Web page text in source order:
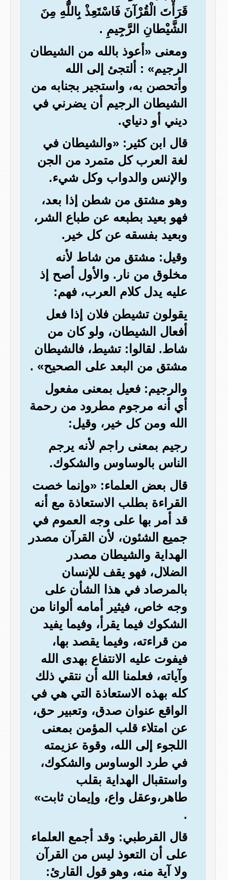
قَرَأْتَ الْقُرْآنَ فَاسْتَعِذْ بِاللَّهِ مِنَ
الشَّيْطانِ الرَّجِيمِ .
ومعنى «أعوذ بالله من الشيطان
الرجيم» : ألتجئ إلى الله
وأتحصن به، واستجير بجنابه من
الشيطان الرجيم أن يضرني في
ديني أو دنياي.
قال ابن كثير: «والشيطان في
لغة العرب كل متمرد من الجن
والإنس والدواب وكل شيء.
وهو مشتق من شطن إذا بعد،
فهو بعيد بطبعه عن طباع الشر،
وبعيد بفسقه عن كل خير.
وقيل: مشتق من شاط لأنه
مخلوق من نار. والأول أصح إذ
عليه يدل كلام العرب، فهم:
يقولون تشيطن فلان إذا فعل
أفعال الشيطان، ولو كان من
شاط. لقالوا: تشيط، فالشيطان
مشتق من البعد على الصحيح» .
والرجيم: فعيل بمعنى مفعول
أي أنه مرجوم مطرود من رحمة
الله ومن كل خير، وقيل:
رجيم بمعنى راجم لأنه يرجم
الناس بالوساوس والشكوك.
قال بعض العلماء: «وإنما خصت
القراءة بطلب الاستعاذة مع أنه
قد أمر بها على وجه العموم في
جميع الشئون، لأن القرآن مصدر
الهداية والشيطان مصدر
الضلال، فهو يقف للإنسان
بالمرصاد في هذا الشأن على
وجه خاص، فيثير أمامه ألوانا من
الشكوك فيما يقرأ، وفيما يفيد
من قراءته، وفيما يقصد بها،
فيفوت عليه الانتفاع بهدى الله
وآياته، فعلمنا الله أن نتقي ذلك
كله بهذه الاستعاذة التي هي في
الواقع عنوان صدق، وتعبير حق،
عن امتلاء قلب المؤمن بمعنى
اللجوء إلى الله، وقوة عزيمته
في طرد الوساوس والشكوك،
واستقبال الهداية بقلب
طاهر،وعقل واع، وإيمان ثابت»
.
قال القرطبي: وقد أجمع العلماء
على أن التعوذ ليس من القرآن
ولا آية منه، وهو قول القارئ: